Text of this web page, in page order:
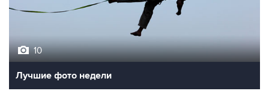
Лучшие фото недели